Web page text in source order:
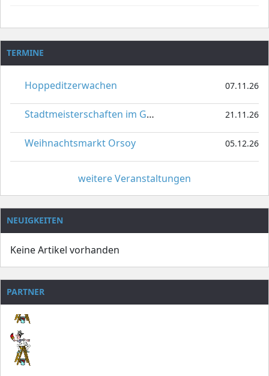
TERMINE
Hoppeditzerwachen 07.11.26
Stadtmeisterschaften im Gardetanz 21.11.26
Weihnachtsmarkt Orsoy 05.12.26
weitere Veranstaltungen
NEUIGKEITEN
Keine Artikel vorhanden
PARTNER